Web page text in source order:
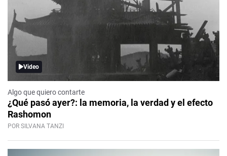
Video
Algo que quiero contarte
¿Qué pasó ayer?: la memoria, la verdad y el efecto
Rashomon
POR SILVANA TANZI